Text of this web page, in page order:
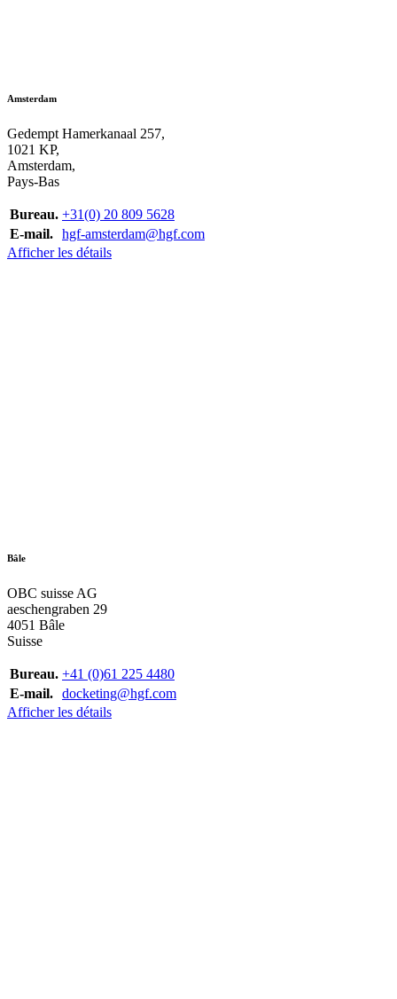
Amsterdam
Gedempt Hamerkanaal 257,
1021 KP,
Amsterdam,
Pays-Bas
Bureau. +31(0) 20 809 5628
E-mail. hgf-amsterdam@hgf.com
Afficher les détails
Bâle
OBC suisse AG
aeschengraben 29
4051 Bâle
Suisse
Bureau. +41 (0)61 225 4480
E-mail. docketing@hgf.com
Afficher les détails